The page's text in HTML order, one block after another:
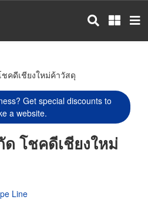
คดีเชียงใหม่ค้าวัสดุ
Get special discounts to
a website.
โชคดีเชียงใหม่
Line